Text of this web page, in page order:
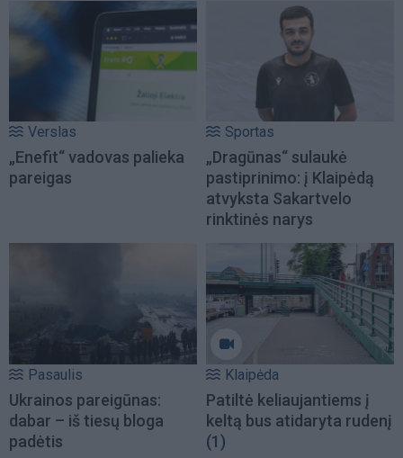
Verslas
„Enefit“ vadovas palieka
pareigas
Sportas
„Dragūnas“ sulaukė
pastiprinimo: į Klaipėdą
atvyksta Sakartvelo
rinktinės narys
Pasaulis
Ukrainos pareigūnas:
dabar – iš tiesų bloga
padėtis
Klaipėda
Patiltė keliaujantiems į
keltą bus atidaryta rudenį
(1)